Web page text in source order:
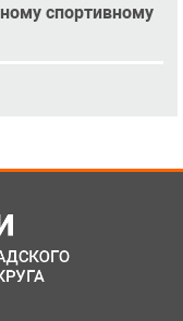
спортивному